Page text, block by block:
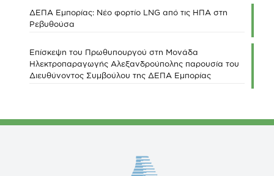
ΔΕΠΑ Εμπορίας: Νέο φορτίο LNG από τις ΗΠΑ στη
Ρεβυθούσα
Επίσκεψη του Πρωθυπουργού στη Μονάδα
Ηλεκτροπαραγωγής Αλεξανδρούπολης παρουσία του
Διευθύνοντος Συμβούλου της ΔΕΠΑ Εμπορίας